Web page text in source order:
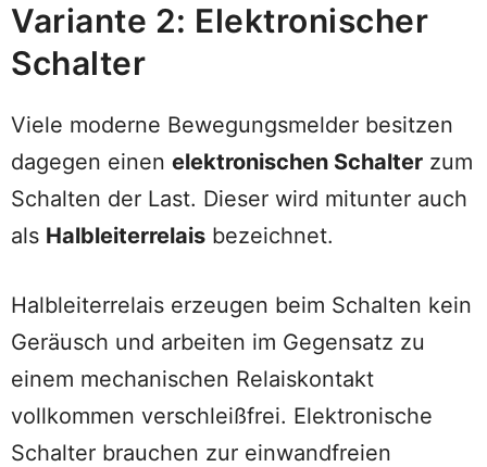
Variante 2: Elektronischer
Schalter
Viele moderne Bewegungsmelder besitzen
dagegen einen elektronischen Schalter zum
Schalten der Last. Dieser wird mitunter auch
als Halbleiterrelais bezeichnet.
Halbleiterrelais erzeugen beim Schalten kein
Geräusch und arbeiten im Gegensatz zu
einem mechanischen Relaiskontakt
vollkommen verschleißfrei. Elektronische
Schalter brauchen zur einwandfreien